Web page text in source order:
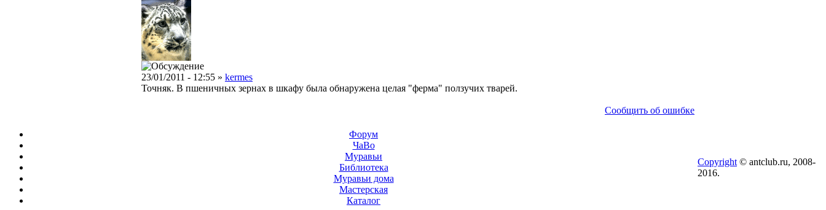
23/01/2011 - 12:55 » kermes
Точняк. В пшеничных зернах в шкафу была обнаружена целая "ферма" ползучих тварей.
Сообщить об ошибке
Форум
ЧаВо
Муравьи
Библиотека
Муравьи дома
Мастерская
Каталог
Copyright © antclub.ru, 2008-
2016.